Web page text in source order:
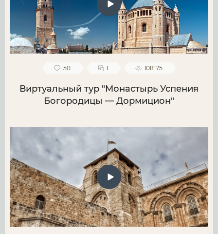
50 1 108175
Виртуальный тур "Монастырь Успения
Богородицы — Дормицион"